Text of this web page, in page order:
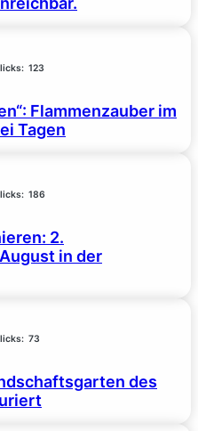
123
Flammenzauber im
Tagen
186
2.
in der
73
des